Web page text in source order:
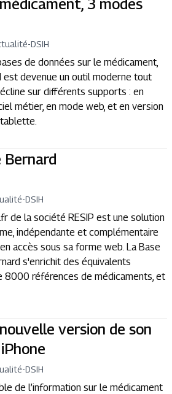
3 modes
-DSIH
de données sur le médicament,
est devenue un outil moderne tout
sur différents supports : en
métier, en mode web, et en version
Bernard
-DSIH
de la société RESIP est une solution
indépendante et complémentaire
accès sous sa forme web. La Base
s'enrichit des équivalents
8000 références de médicaments, et
version de son
-DSIH
de l’information sur le médicament